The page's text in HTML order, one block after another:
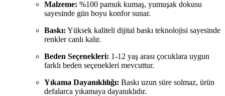
Malzeme: %100 pamuk kumaş, yumuşak dokusu
sayesinde gün boyu konfor sunar.
Baskı: Yüksek kaliteli dijital baskı teknolojisi sayesinde
renkler canlı kalır.
Beden Seçenekleri: 1-12 yaş arası çocuklara uygun
farklı beden seçenekleri mevcuttur.
Yıkama Dayanıklılığı: Baskı uzun süre solmaz, ürün
defalarca yıkamaya dayanıklıdır.